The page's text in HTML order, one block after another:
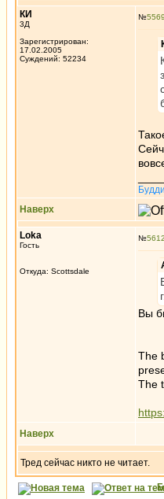
КИ
3Д
Зарегистрирован:
17.02.2005
Суждений: 52234
№
Наверх
Loka
Гость
Откуда: Scottsdale
№
Вы
The
The
Наверх
Тред сейчас никто не читает.